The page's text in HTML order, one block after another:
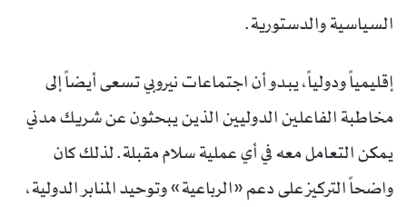
السياسية والدستورية.
إقليمياً ودولياً، يبدو أن اجتماعات نيروبي تسعى أيضاً إلى
مخاطبة الفاعلين الدوليين الذين يبحثون عن شريك مدني
يمكن التعامل معه في أي عملية سلام مقبلة. لذلك كان
واضحاً التركيز على دعم «الرباعية» وتوحيد المنابر الدولية،